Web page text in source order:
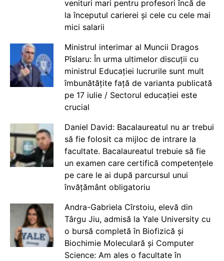
venituri mari pentru profesori încă de
la începutul carierei și cele cu cele mai
mici salarii
Ministrul interimar al Muncii Dragos
Pîslaru: În urma ultimelor discuții cu
ministrul Educației lucrurile sunt mult
îmbunătățite față de varianta publicată
pe 17 iulie / Sectorul educației este
crucial
Daniel David: Bacalaureatul nu ar trebui
să fie folosit ca mijloc de intrare la
facultate. Bacalaureatul trebuie să fie
un examen care certifică competențele
pe care le ai după parcursul unui
învățământ obligatoriu
Andra-Gabriela Cîrstoiu, elevă din
Târgu Jiu, admisă la Yale University cu
o bursă completă în Biofizică și
Biochimie Moleculară și Computer
Science: Am ales o facultate în